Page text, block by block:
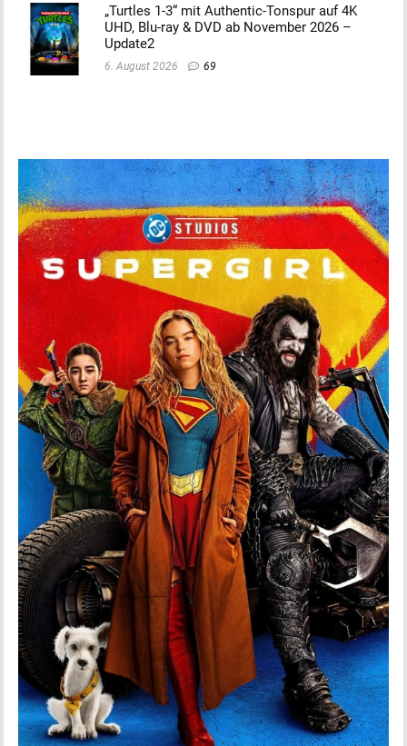
„Turtles 1-3“ mit Authentic-Tonspur auf 4K
UHD, Blu-ray & DVD ab November 2026 –
Update2
6. August 2026 69